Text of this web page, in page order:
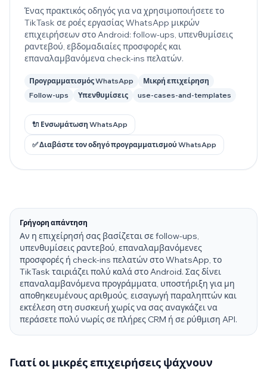
Ένας πρακτικός οδηγός για να χρησιμοποιήσετε το
TikTask σε ροές εργασίας WhatsApp μικρών
επιχειρήσεων στο Android: follow-ups, υπενθυμίσεις
ραντεβού, εβδομαδιαίες προσφορές και
επαναλαμβανόμενα check-ins πελατών.
Προγραμματισμός WhatsApp
Μικρή επιχείρηση
Follow-ups
Υπενθυμίσεις use-cases-and-templates
🔌 Ενσωμάτωση WhatsApp
✅ Διαβάστε τον οδηγό προγραμματισμού WhatsApp
Γρήγορη απάντηση
Αν η επιχείρησή σας βασίζεται σε follow-ups,
υπενθυμίσεις ραντεβού, επαναλαμβανόμενες
προσφορές ή check-ins πελατών στο WhatsApp, το
TikTask ταιριάζει πολύ καλά στο Android. Σας δίνει
επαναλαμβανόμενα προγράμματα, υποστήριξη για μη
αποθηκευμένους αριθμούς, εισαγωγή παραληπτών και
εκτέλεση στη συσκευή χωρίς να σας αναγκάζει να
περάσετε πολύ νωρίς σε πλήρες CRM ή σε ρύθμιση API.
Γιατί οι μικρές επιχειρήσεις ψάχνουν